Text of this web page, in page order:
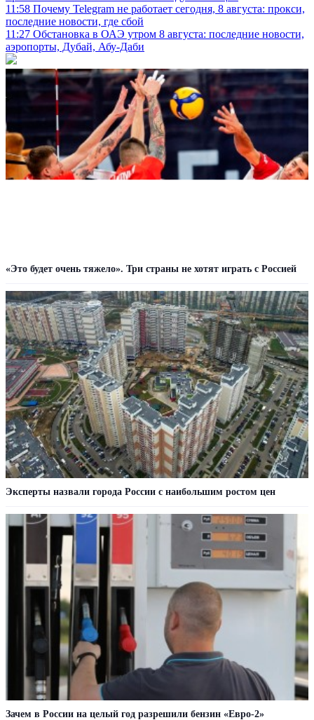
11:58 Почему Telegram не работает сегодня, 8 августа: прокси,
последние новости, где сбой
11:27 Обстановка в ОАЭ утром 8 августа: последние новости,
аэропорты, Дубай, Абу-Даби
«Это будет очень тяжело». Три страны не хотят играть с Россией
Эксперты назвали города России с наибольшим ростом цен
Зачем в России на целый год разрешили бензин «Евро-2»